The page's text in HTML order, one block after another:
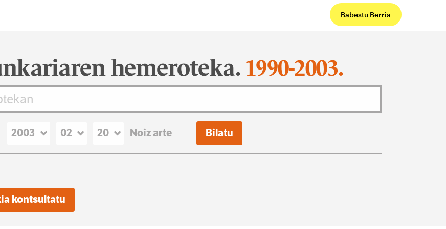
Babestu Berria
hemeroteka. 1990-2003.
Noiz arte